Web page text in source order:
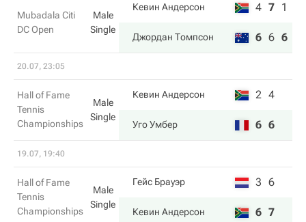
Mubadala Citi
DC Open
Male
Single
Кевин Андерсон 4 7 1
Джордан Томпсон 6 6 6
20.07, 23:05
Hall of Fame
Tennis
Championships
Male
Single
Кевин Андерсон 2 4
Уго Умбер 6 6
19.07, 19:40
Hall of Fame
Tennis
Championships
Male
Single
Гейс Брауэр 3 6
Кевин Андерсон 6 7